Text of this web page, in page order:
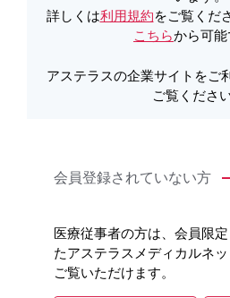
製品Q&A
詳しくは利用規約をご覧くだ
こちらから可能
アステラスの企業サイトをご
ご覧くださ
会員登録されていない方
医療従事者の方は、会員限
たアステラスメディカルネ
ご覧いただけます。